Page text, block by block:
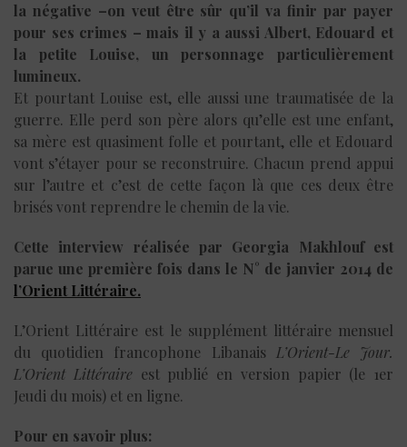
la négative –on veut être sûr qu’il va finir par payer
pour ses crimes – mais il y a aussi Albert, Edouard et
la petite Louise, un personnage particulièrement
lumineux.
Et pourtant Louise est, elle aussi une traumatisée de la
guerre. Elle perd son père alors qu’elle est une enfant,
sa mère est quasiment folle et pourtant, elle et Edouard
vont s’étayer pour se reconstruire. Chacun prend appui
sur l’autre et c’est de cette façon là que ces deux être
brisés vont reprendre le chemin de la vie.
Cette interview réalisée par Georgia Makhlouf est
parue une première fois dans le N° de janvier 2014 de
l’Orient Littéraire.
L’Orient Littéraire est le supplément littéraire mensuel
du quotidien francophone Libanais L’Orient-Le Jour.
L’Orient Littéraire est publié en version papier (le 1er
Jeudi du mois) et en ligne.
Pour en savoir plus: